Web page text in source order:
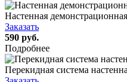
Настенная
Заказать
590 руб.
Подробнее
Перекидная система